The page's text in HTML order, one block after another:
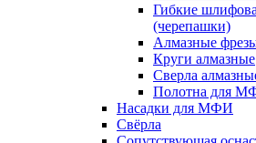
Гибкие
(черепашки)
Алмазные
Круги алмазные
Сверла
Полотна для
Насадки для МФИ
Свёрла